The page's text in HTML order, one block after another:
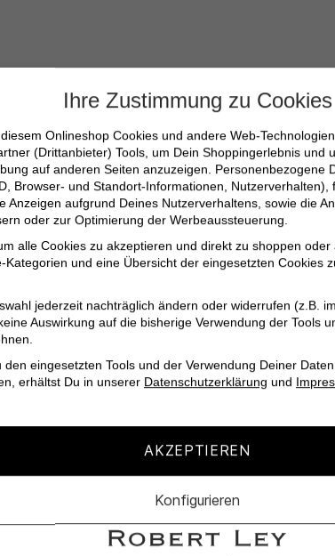
Polyester, 2% Elasthan
die
Lass
uns auf
Ihre Zustimmung zu Cookies
Onlineshop Cookies und andere Web-
(Drittanbieter) Tools, um Dein Shoppingerlebnis und
auf anderen Seiten anzuzeigen. Personenbezogene
Browser- und Standort-Informationen, Nutzerverhalten),
Anzeigen aufgrund Deines Nutzerverhaltens, sowie die
oder zur Optimierung der Werbeaussteuerung.
alle Cookies zu akzeptieren und direkt zu shoppen oder
Kategorien und eine Übersicht der eingesetzten Cookies
jederzeit nachträglich ändern oder widerrufen (z.B.
Auswirkung auf die bisherige Verwendung der Tools
eingesetzten Tools und der Verwendung Deiner
erhältst Du in unserer Datenschutzerklärung und
AKZEPTIEREN
Konfigurieren